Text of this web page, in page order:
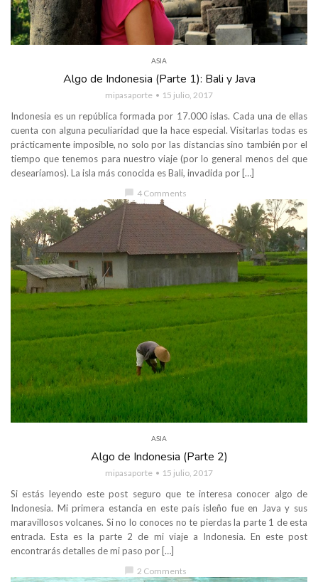
ASIA
Algo de Indonesia (Parte 1): Bali y Java
mipasaporte 15 julio, 2017
Indonesia es un república formada por 17.000 islas. Cada una de ellas
cuenta con alguna peculiaridad que la hace especial. Visitarlas todas es
prácticamente imposible, no solo por las distancias sino también por el
tiempo que tenemos para nuestro viaje (por lo general menos del que
desearíamos). La isla más conocida es Bali, invadida por […]
chat_bubble 4 Comments
ASIA
Algo de Indonesia (Parte 2)
mipasaporte 15 julio, 2017
Si estás leyendo este post seguro que te interesa conocer algo de
Indonesia. Mi primera estancia en este país isleño fue en Java y sus
maravillosos volcanes. Si no lo conoces no te pierdas la parte 1 de esta
entrada. Esta es la parte 2 de mi viaje a Indonesia. En este post
encontrarás detalles de mi paso por […]
2 Comments